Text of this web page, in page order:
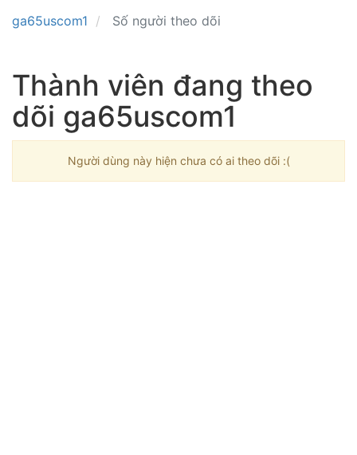
ga65uscom1 Số người theo dõi
Thành viên đang theo
dõi ga65uscom1
Người dùng này hiện chưa có ai theo dõi :(